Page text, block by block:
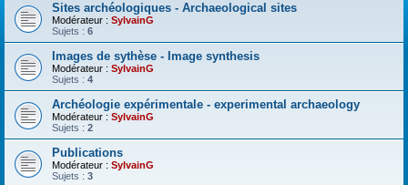
Sites archéologiques - Archaeological sites
Modérateur : SylvainG
Sujets : 6
Images de sythèse - Image synthesis
Modérateur : SylvainG
Sujets : 4
Archéologie expérimentale - experimental archaeology
Modérateur : SylvainG
Sujets : 2
Publications
Modérateur : SylvainG
Sujets : 3